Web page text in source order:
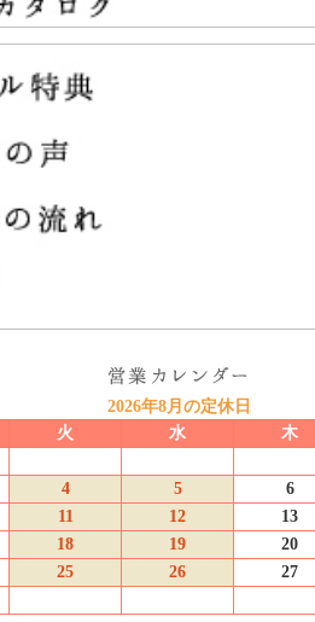
2026年8月の定休日
火 水 木
4 5
6
11 12
13
18 19
20
25 26
27